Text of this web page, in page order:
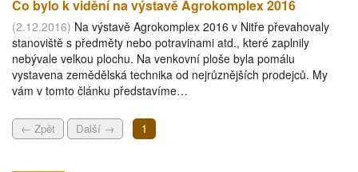
Co bylo k vidění na výstavě Agrokomplex 2016
(2.12.2016) Na výstavě Agrokomplex 2016 v Nitře převahovaly
stanoviště s předměty nebo potravinami atd., které zaplnily
nebývale velkou plochu. Na venkovní ploše byla pomálu
vystavena zemědělská technika od nejrůznějších prodejců. My
vám v tomto článku představíme…
← Zpět Další → 1